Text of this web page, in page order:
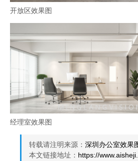
开放区效果图
经理室效果图
转载请注明来源： 深圳办公室效果
本文链接地址： https://